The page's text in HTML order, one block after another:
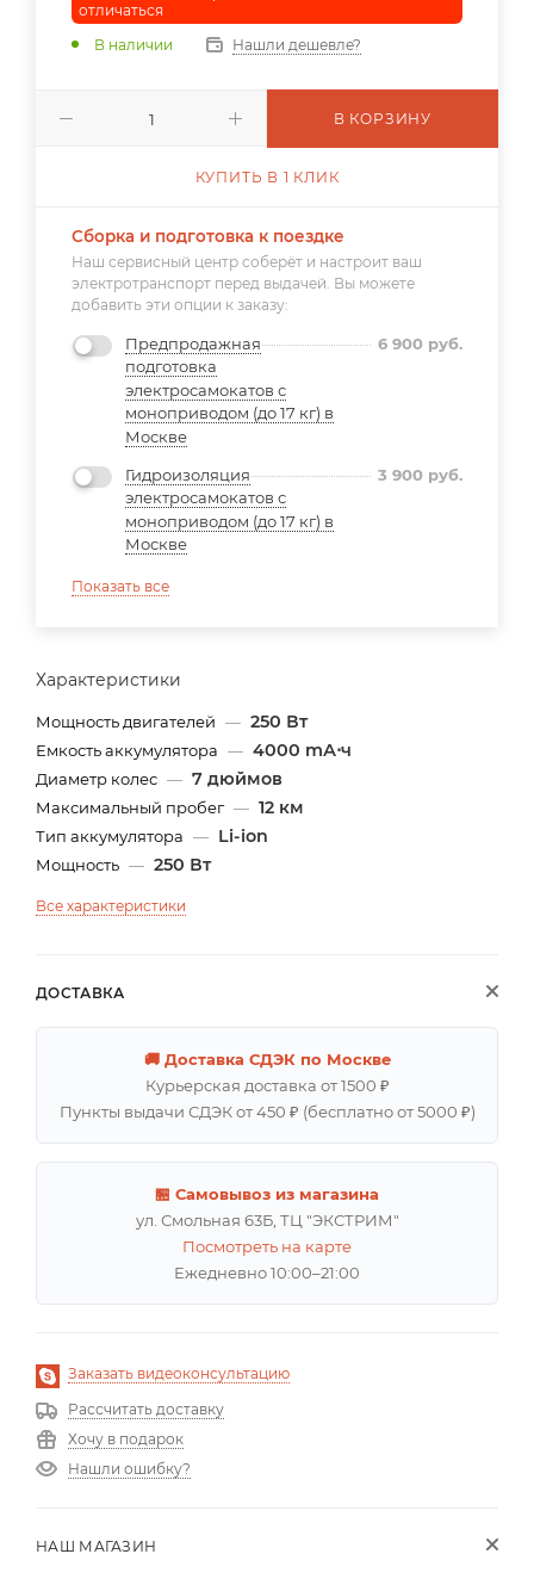
Характеристики
Мощность двигателей — 250 Вт
Емкость аккумулятора — 4000 mА⋅ч
Диаметр колес — 7 дюймов
Максимальный пробег — 12 км
Тип аккумулятора — Li-ion
Мощность — 250 Вт
Все характеристики
ДОСТАВКА
🚚 Доставка СДЭК по Москве
Курьерская доставка от 1500 ₽
Пункты выдачи СДЭК от 450 ₽ (бесплатно от 5000 ₽)
🏪 Самовывоз из магазина
ул. Смольная 63Б, ТЦ "ЭКСТРИМ"
Посмотреть на карте
Ежедневно 10:00–21:00
Заказать видеоконсультацию
Рассчитать доставку
Хочу в подарок
Нашли ошибку?
НАШ МАГАЗИН
отличаться
В наличии
Нашли дешевле?
В КОРЗИНУ
КУПИТЬ В 1 КЛИК
Сборка и подготовка к поездке
Наш сервисный центр соберёт и настроит ваш
электротранспорт перед выдачей. Вы можете
добавить эти опции к заказу:
Предпродажная
подготовка
электросамокатов с
моноприводом (до 17 кг) в
Москве
6 900 руб.
Гидроизоляция
электросамокатов с
моноприводом (до 17 кг) в
Москве
3 900 руб.
Показать все